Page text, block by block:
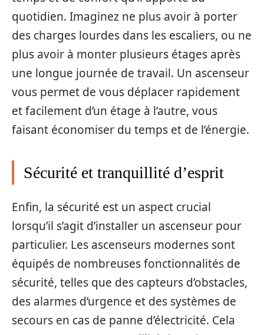
quotidien. Imaginez ne plus avoir à porter
des charges lourdes dans les escaliers, ou ne
plus avoir à monter plusieurs étages après
une longue journée de travail. Un ascenseur
vous permet de vous déplacer rapidement
et facilement d’un étage à l’autre, vous
faisant économiser du temps et de l’énergie.
Sécurité et tranquillité d’esprit
Enfin, la sécurité est un aspect crucial
lorsqu’il s’agit d’installer un ascenseur pour
particulier. Les ascenseurs modernes sont
équipés de nombreuses fonctionnalités de
sécurité, telles que des capteurs d’obstacles,
des alarmes d’urgence et des systèmes de
secours en cas de panne d’électricité. Cela